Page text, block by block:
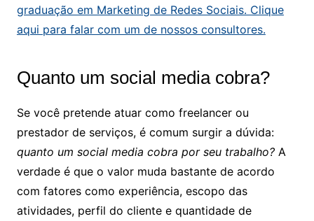
graduação em Marketing de Redes Sociais. Clique
aqui para falar com um de nossos consultores.
Quanto um social media cobra?
Se você pretende atuar como freelancer ou
prestador de serviços, é comum surgir a dúvida:
quanto um social media cobra por seu trabalho?A
verdade é que o valor muda bastante de acordo
com fatores como experiência, escopo das
atividades, perfil do cliente e quantidade de